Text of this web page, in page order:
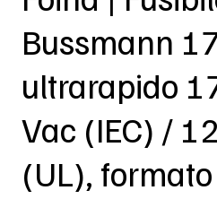
Bussmann
ultrarapido
Vac (IEC) /
(UL),